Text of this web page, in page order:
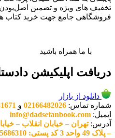
تخفیف های ویژه و تضمین
فروشگاهی جامع جهت خرید کتاب
با ما همراه باشید
دریافت اپلیکیشن
دانلود از بازار
شماره تماس: 02166482026 و
ایمیل: info@dadsetanbook.com
آدرس:تهران – خیابان انقلاب –
– پلاک 49 واحد 3 کد پستی: 1315686310